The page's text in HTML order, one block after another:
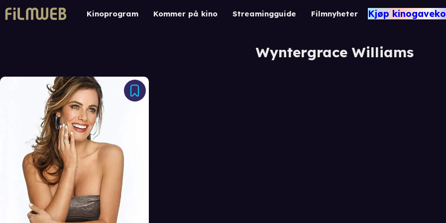
Kinoprogram Kommer på kino Streamingguide Filmnyheter Kjøp
Wyntergrace Williams